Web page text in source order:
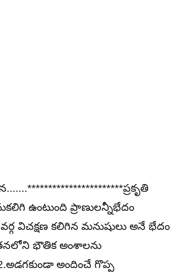
ఉంటుంది ప్రాణులన్నీభేదం
విచక్షణ కలిగిన మనుషులు అనే భేదం
భౌతిక అంశాలను
అందించే గొప్ప